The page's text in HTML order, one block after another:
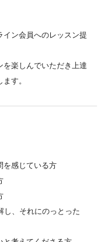
イン会員へのレッスン提
楽しんでいただき上達
す。
を感じている方
し、それにのっとった